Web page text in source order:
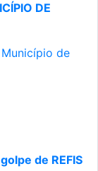
DE
de
de REFIS